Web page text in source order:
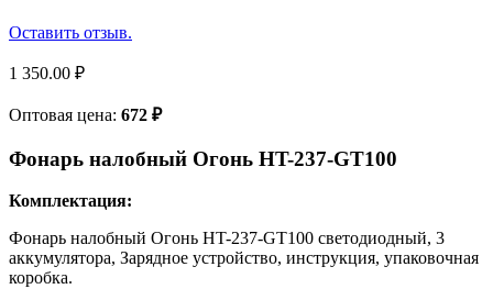
Оставить отзыв.
1 350.00 ₽
Оптовая цена: 672 ₽
Фонарь налобный Огонь HT-237-GT100
Комплектация:
Фонарь налобный Огонь HT-237-GT100 светодиодный, 3
аккумулятора, Зарядное устройство, инструкция, упаковочная
коробка.